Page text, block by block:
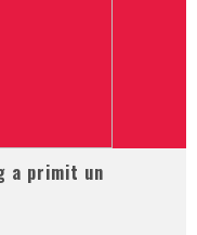
a primit un